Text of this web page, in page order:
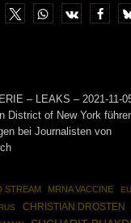
– LEAKS – 2021-11-
District of New York
bei Journalisten von
STREAM MRNA VACCINE
CHRISTIAN DROSTEN